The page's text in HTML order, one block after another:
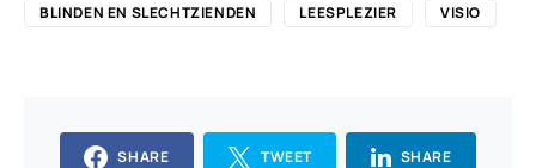
BLINDEN EN SLECHTZIENDEN LEESPLEZIER VISIO
SHARE TWEET SHARE